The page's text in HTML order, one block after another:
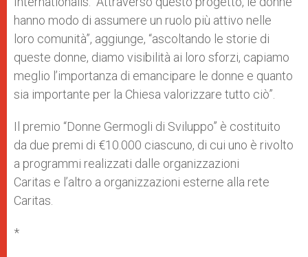
hanno modo di assumere un ruolo più attivo nelle
loro comunità”, aggiunge, “ascoltando le storie di
queste donne, diamo visibilità ai loro sforzi, capiamo
meglio l’importanza di emancipare le donne e quanto
sia importante per la Chiesa valorizzare tutto ciò”.
Il premio “Donne Germogli di Sviluppo” è costituito
da due premi di €10.000 ciascuno, di cui uno è rivolto
a programmi realizzati dalle organizzazioni
Caritas e l’altro a organizzazioni esterne alla rete
Caritas.
*